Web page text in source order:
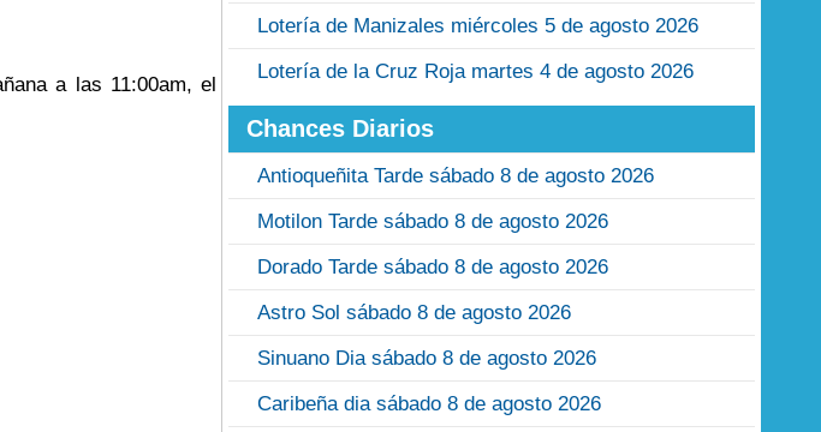
a las 11:00am, el
Lotería de Manizales miércoles 5 de agosto 2026
Lotería de la Cruz Roja martes 4 de agosto 2026
Chances Diarios
Antioqueñita Tarde sábado 8 de agosto 2026
Motilon Tarde sábado 8 de agosto 2026
Dorado Tarde sábado 8 de agosto 2026
Astro Sol sábado 8 de agosto 2026
Sinuano Dia sábado 8 de agosto 2026
Caribeña dia sábado 8 de agosto 2026